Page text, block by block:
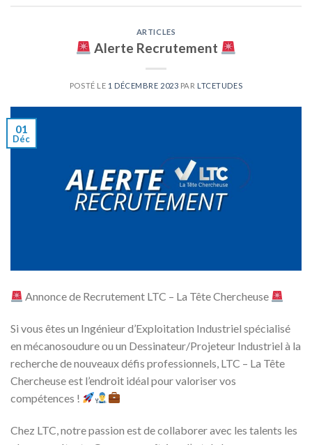
ARTICLES
Alerte Recrutement
POSTÉ LE 1 DÉCEMBRE 2023 PAR LTCETUDES
01
Déc
Annonce de Recrutement LTC – La Tête Chercheuse
Si vous êtes un Ingénieur d’Exploitation Industriel spécialisé
en mécanosoudure ou un Dessinateur/Projeteur Industriel à la
recherche de nouveaux défis professionnels, LTC – La Tête
Chercheuse est l’endroit idéal pour valoriser vos
compétences !
Chez LTC, notre passion est de collaborer avec les talents les